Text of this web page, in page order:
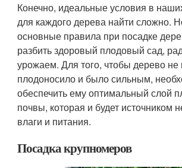
Конечно, идеальные условия в
для каждого дерева найти сложно.
основные правила при посадке
разбить здоровый плодовый сад,
урожаем. Для того, чтобы дерево не
плодоносило и было сильным,
обеспечить ему оптимальный слой
почвы, которая и будет источником
влаги и питания.
Посадка крупномеров